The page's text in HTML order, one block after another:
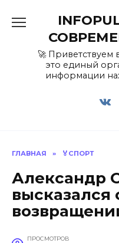
содержанию
🚀 Приветствуем
это единый
информации
ГЛАВНАЯ » 🏅СПОРТ
Александр
ПРОСМОТРОВ